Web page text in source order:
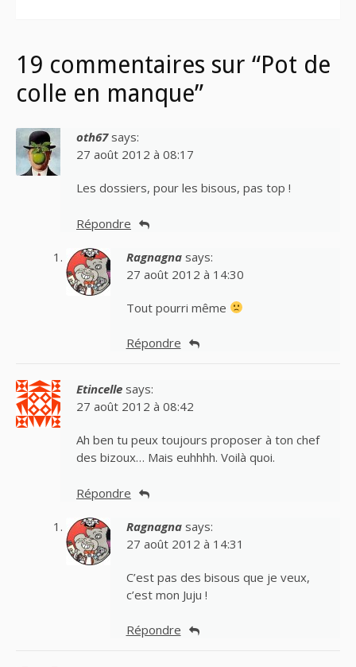
19 commentaires sur “Pot de
colle en manque”
oth67 says:
27 août 2012 à 08:17
Les dossiers, pour les bisous, pas top !
Répondre
Ragnagna says:
27 août 2012 à 14:30
Tout pourri même
Répondre
Etincelle says:
27 août 2012 à 08:42
Ah ben tu peux toujours proposer à ton chef
des bizoux… Mais euhhhh. Voilà quoi.
Répondre
Ragnagna says:
27 août 2012 à 14:31
C’est pas des bisous que je veux,
c’est mon Juju !
Répondre